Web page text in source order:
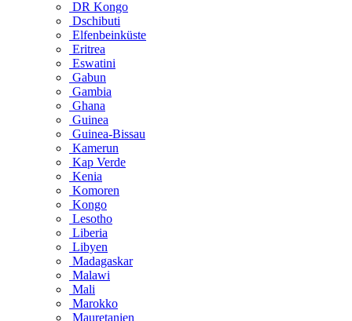
DR Kongo
Dschibuti
Elfenbeinküste
Eritrea
Eswatini
Gabun
Gambia
Ghana
Guinea
Guinea-Bissau
Kamerun
Kap Verde
Kenia
Komoren
Kongo
Lesotho
Liberia
Libyen
Madagaskar
Malawi
Mali
Marokko
Mauretanien